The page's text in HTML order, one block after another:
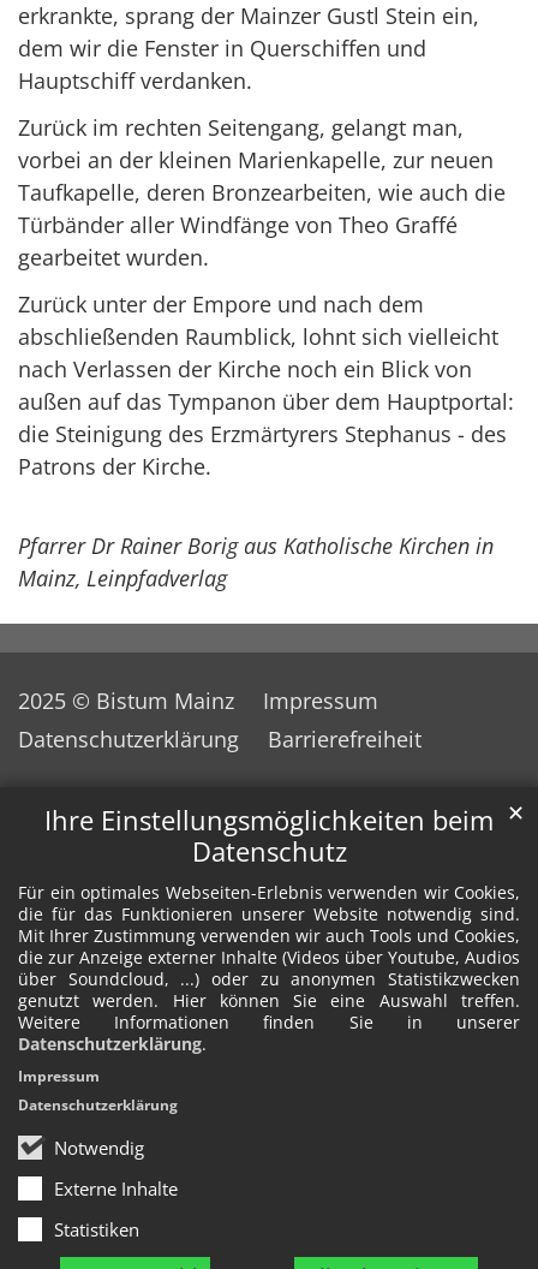
Ihre Einstellungsmöglichkeiten beim
Datenschutz
Für ein optimales Webseiten-Erlebnis verwenden wir Cookies,
die für das Funktionieren unserer Website notwendig sind.
Mit Ihrer Zustimmung verwenden wir auch Tools und Cookies,
die zur Anzeige externer Inhalte (Videos über Youtube, Audios
über Soundcloud, ...) oder zu anonymen Statistikzwecken
genutzt werden. Hier können Sie eine Auswahl treffen.
Weitere Informationen finden Sie in unserer
Datenschutzerklärung.
Notwendig
Externe Inhalte
Statistiken
✕
Impressum
Datenschutzerklärung
erkrankte, sprang der Mainzer Gustl Stein ein,
dem wir die Fenster in Querschiffen und
Hauptschiff verdanken.
Zurück im rechten Seitengang, gelangt man,
vorbei an der kleinen Marienkapelle, zur neuen
Taufkapelle, deren Bronzearbeiten, wie auch die
Türbänder aller Windfänge von Theo Graffé
gearbeitet wurden.
Zurück unter der Empore und nach dem
abschließenden Raumblick, lohnt sich vielleicht
nach Verlassen der Kirche noch ein Blick von
außen auf das Tympanon über dem Hauptportal:
die Steinigung des Erzmärtyrers Stephanus - des
Patrons der Kirche.
Pfarrer Dr Rainer Borig aus Katholische Kirchen in
Mainz, Leinpfadverlag
2025 © Bistum Mainz
Impressum
Datenschutzerklärung
Barrierefreiheit